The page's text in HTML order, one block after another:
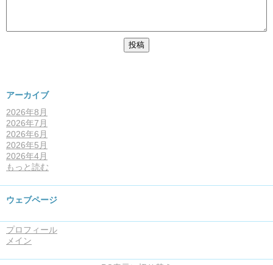
アーカイブ
2026年8月
2026年7月
2026年6月
2026年5月
2026年4月
もっと読む
ウェブページ
プロフィール
メイン